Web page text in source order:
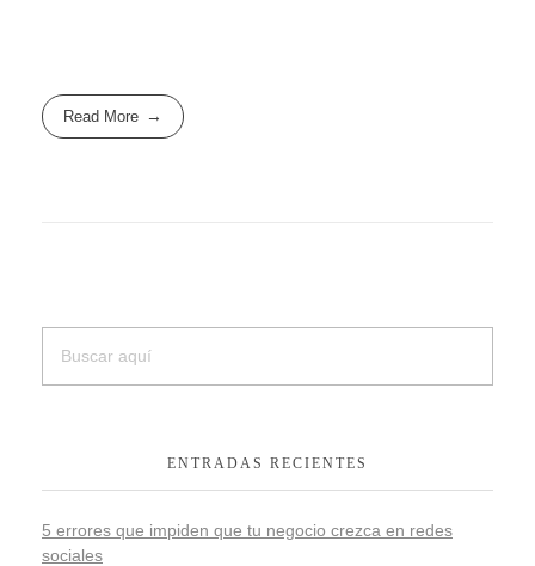
Read More
ENTRADAS RECIENTES
5 errores que impiden que tu negocio crezca en redes
sociales